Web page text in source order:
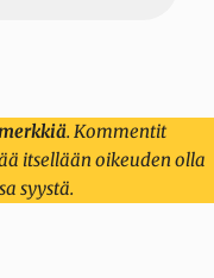
. Kommentit
itsellään oikeuden olla
syystä.